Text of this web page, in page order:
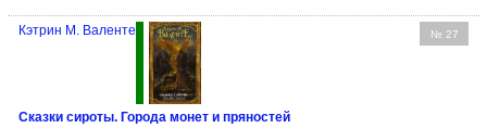
№ 27
Кэтрин М. Валенте
Сказки сироты. Города монет и пряностей